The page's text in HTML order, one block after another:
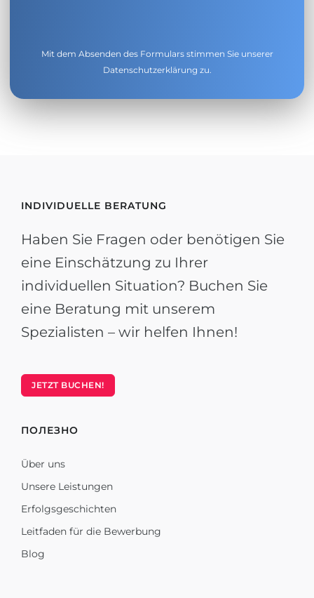
Mit dem Absenden des Formulars stimmen Sie unserer
Datenschutzerklärung zu.
INDIVIDUELLE BERATUNG
Haben Sie Fragen oder benötigen Sie
eine Einschätzung zu Ihrer
individuellen Situation? Buchen Sie
eine Beratung mit unserem
Spezialisten – wir helfen Ihnen!
JETZT BUCHEN!
ПОЛЕЗНО
Über uns
Unsere Leistungen
Erfolgsgeschichten
Leitfaden für die Bewerbung
Blog